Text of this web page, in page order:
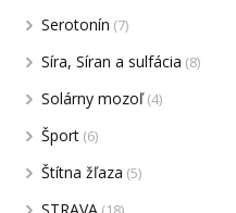
Serotonín (7)
Síra, Síran a sulfácia (8)
Solárny mozoľ(4)
Šport (6)
Štítna žľaza (5)